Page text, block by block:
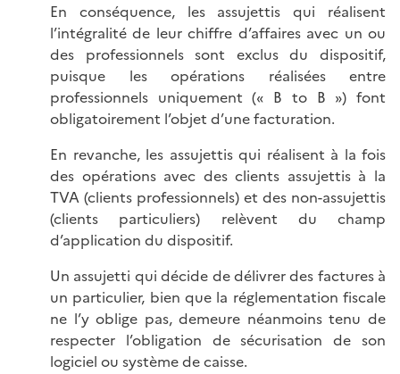
En conséquence, les assujettis qui réalisent
l’intégralité de leur chiffre d’affaires avec un ou
des professionnels sont exclus du dispositif,
puisque les opérations réalisées entre
professionnels uniquement (« B to B ») font
obligatoirement l’objet d’une facturation.
En revanche, les assujettis qui réalisent à la fois
des opérations avec des clients assujettis à la
TVA (clients professionnels) et des non-assujettis
(clients particuliers) relèvent du champ
d’application du dispositif.
Un assujetti qui décide de délivrer des factures à
un particulier, bien que la réglementation fiscale
ne l’y oblige pas, demeure néanmoins tenu de
respecter l’obligation de sécurisation de son
logiciel ou système de caisse.